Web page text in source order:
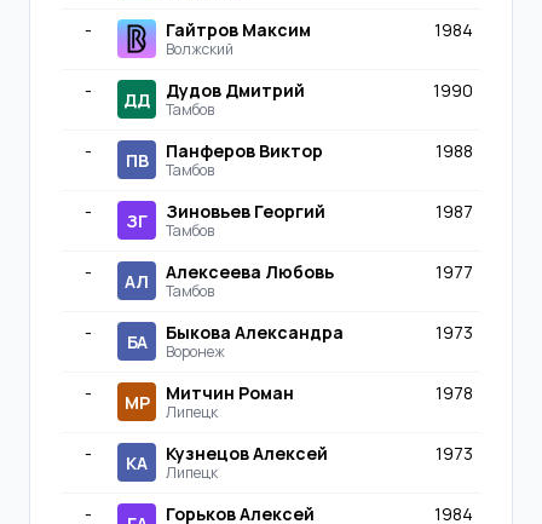
- Гайтров Максим
Волжский
1984
- ДД Дудов Дмитрий
Тамбов
1990
- ПВ Панферов Виктор
Тамбов
1988
- ЗГ Зиновьев Георгий
Тамбов
1987
- АЛ Алексеева Любовь
Тамбов
1977
- БА Быкова Александра
Воронеж
1973
- МР Митчин Роман
Липецк
1978
- КА Кузнецов Алексей
Липецк
1973
- Горьков Алексей 1984